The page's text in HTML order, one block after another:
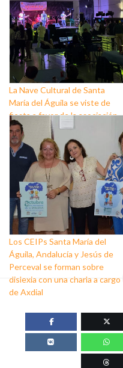
La Nave Cultural de Santa
María del Águila se viste de
fiesta a favor de la asociación
Neuralba Contigo
Los CEIPs Santa María del
Águila, Andalucía y Jesús de
Perceval se forman sobre
dislexia con una charla a cargo
de Axdial